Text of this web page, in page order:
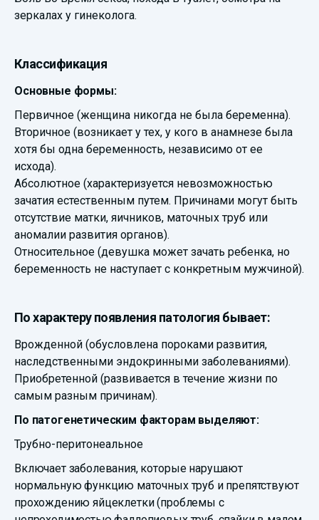
зеркалах у гинеколога.
Классификация
Основные формы:
Первичное (женщина никогда не была беременна).
Вторичное (возникает у тех, у кого в анамнезе была
хотя бы одна беременность, независимо от ее
исхода).
Абсолютное (характеризуется невозможностью
зачатия естественным путем. Причинами могут быть
отсутствие матки, яичников, маточных труб или
аномалии развития органов).
Относительное (девушка может зачать ребенка, но
беременность не наступает с конкретным мужчиной).
По характеру появления патология бывает:
Врожденной (обусловлена пороками развития,
наследственными эндокринными заболеваниями).
Приобретенной (развивается в течение жизни по
самым разным причинам).
По патогенетическим факторам выделяют:
Трубно-перитонеальное
Включает заболевания, которые нарушают
нормальную функцию маточных труб и препятствуют
прохождению яйцеклетки (проблемы с